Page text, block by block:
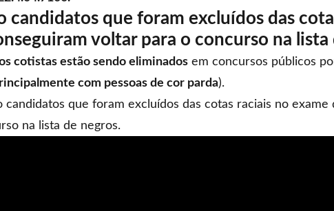
candidatos que foram excluídos das
voltar para o concurso na lista
cotistas estão sendo eliminadosem concursos públicos
com pessoas de cor parda).
candidatos que foram excluídos das cotas raciais no
na lista de negros.